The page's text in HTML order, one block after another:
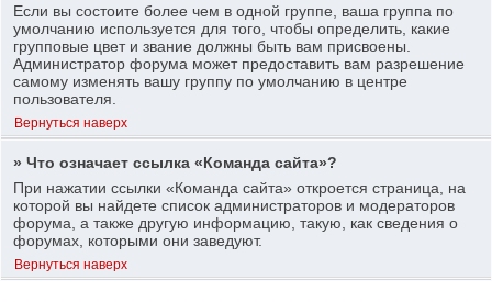
Если вы состоите более чем в одной группе, ваша группа по
умолчанию используется для того, чтобы определить, какие
групповые цвет и звание должны быть вам присвоены.
Администратор форума может предоставить вам разрешение
самому изменять вашу группу по умолчанию в центре
пользователя.
Вернуться наверх
» Что означает ссылка «Команда сайта»?
При нажатии ссылки «Команда сайта» откроется страница, на
которой вы найдете список администраторов и модераторов
форума, а также другую информацию, такую, как сведения о
форумах, которыми они заведуют.
Вернуться наверх